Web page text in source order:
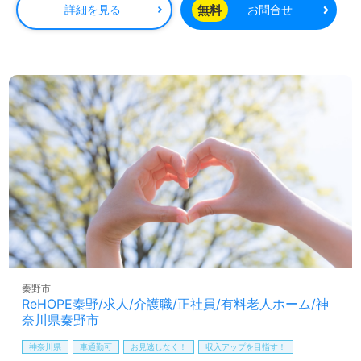
実務者研修 7,000円／月
夜勤手当：6,000円／回（基本月5回程度）
・特定処遇改善加算有：12,000～32,000円
・賞与（年2回） ・昇給（年1回）
詳細を見る 無料 お問合せ
ReHOPE秦野/求人/介護職/正社員/有料老人ホーム/神
奈川県秦野市
秦野市
神奈川県 車通勤可 お見逃しなく！ 収入アップを目指す！